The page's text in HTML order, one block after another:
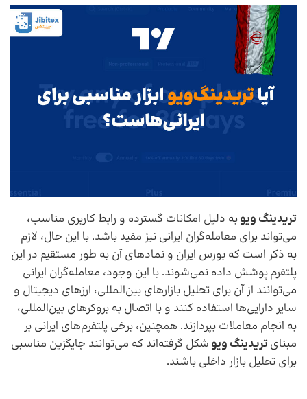
تریدینگ ویوبه دلیل امکانات گسترده و رابط کاربری مناسب،
می‌تواند برای معامله‌گران ایرانی نیز مفید باشد. با این حال، لازم
به ذکر است که بورس ایران و نمادهای آن به طور مستقیم در این
پلتفرم پوشش داده نمی‌شوند. با این وجود، معامله‌گران ایرانی
می‌توانند از آن برای تحلیل بازارهای بین‌المللی، ارزهای دیجیتال و
سایر دارایی‌ها استفاده کنند و با اتصال به بروکرهای بین‌المللی،
به انجام معاملات بپردازند. همچنین، برخی پلتفرم‌های ایرانی بر
مبنای تریدینگ ویو شکل گرفته‌اند که می‌توانند جایگزین مناسبی
برای تحلیل بازار داخلی باشند.